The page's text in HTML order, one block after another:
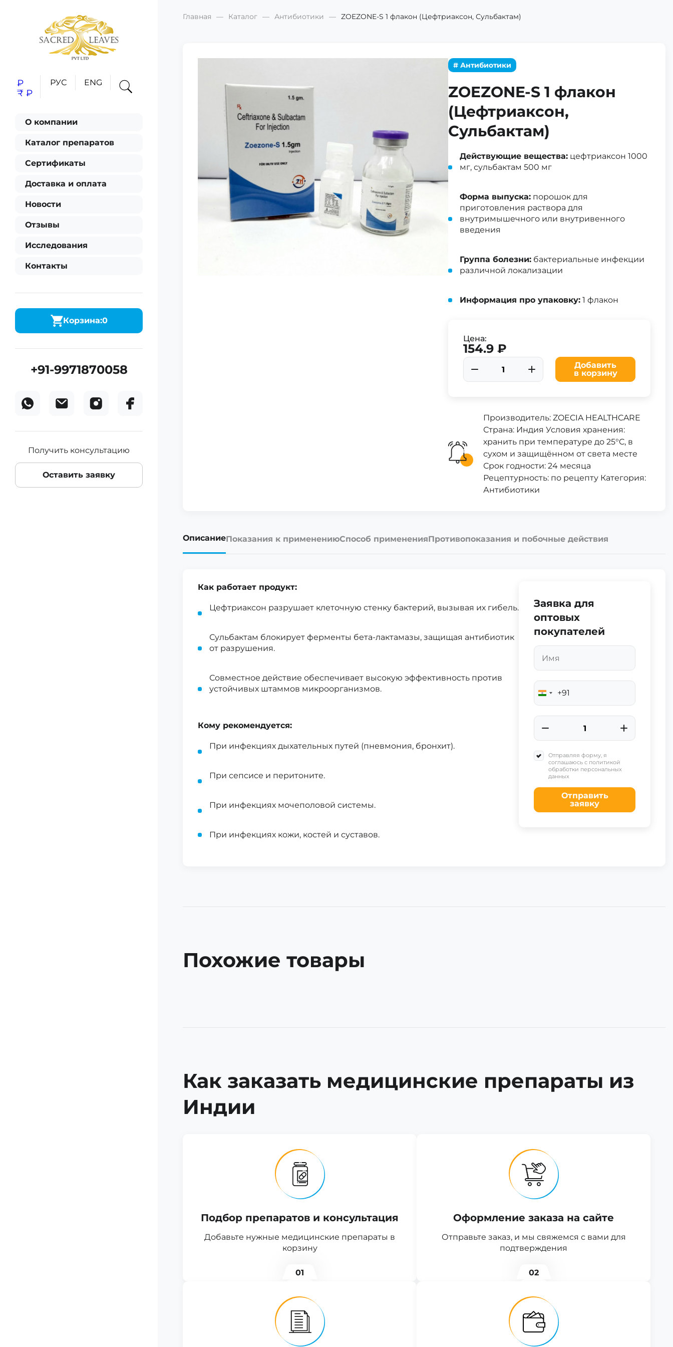
₽
₹ ₽
РУС ENG
О компании
Каталог препаратов
Сертификаты
Доставка и оплата
Новости
Отзывы
Исследования
Контакты
Корзина:0
+91-9971870058
Получить консультацию
Оставить заявку
Главная Каталог Антибиотики ZOEZONE-S 1 флакон (Цефтриаксон, Сульбактам)
# Антибиотики
ZOEZONE-S 1 флакон
(Цефтриаксон,
Сульбактам)
Действующие вещества: цефтриаксон 1000
мг, сульбактам 500 мг
Форма выпуска: порошок для
приготовления раствора для
внутримышечного или внутривенного
введения
Группа болезни: бактериальные инфекции
различной локализации
Информация про упаковку: 1 флакон
Цена:
154.9 ₽
Добавить
в корзину
Производитель: ZOECIA HEALTHCARE
Страна: Индия Условия хранения:
хранить при температуре до 25°C, в
сухом и защищённом от света месте
Срок годности: 24 месяца
Рецептурность: по рецепту Категория:
Антибиотики
ОписаниеПоказания к применениюСпособ примененияПротивопоказания и побочные действия
Как работает продукт:
Цефтриаксон разрушает клеточную стенку бактерий, вызывая их гибель.
Сульбактам блокирует ферменты бета-лактамазы, защищая антибиотик
от разрушения.
Совместное действие обеспечивает высокую эффективность против
устойчивых штаммов микроорганизмов.
Кому рекомендуется:
При инфекциях дыхательных путей (пневмония, бронхит).
При сепсисе и перитоните.
При инфекциях мочеполовой системы.
При инфекциях кожи, костей и суставов.
Заявка для
оптовых
покупателей
India
+91
+91
Отправляя форму, я
соглашаюсь с политикой
обработки персональных
данных
Отправить
заявку
Похожие товары
Как заказать медицинские препараты из
Индии
Подбор препаратов и консультация
Добавьте нужные медицинские препараты в
корзину
01
Оформление заказа на сайте
Отправьте заказ, и мы свяжемся с вами для
подтверждения
02